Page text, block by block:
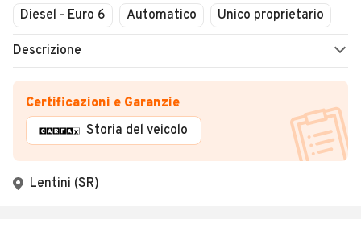
Diesel - Euro 6
Automatico Unico proprietario
Descrizione
Certificazioni e Garanzie
Storia del veicolo
Lentini (SR)